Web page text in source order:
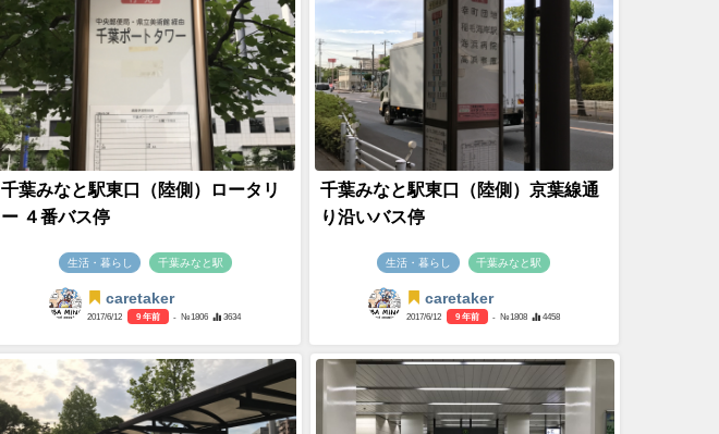
千葉みなと駅東口（陸側）ロータリ
ー ４番バス停
生活・暮らし 千葉みなと駅
caretaker
2017/6/12 9 年前 - №1806 3634
千葉みなと駅東口（陸側）京葉線通
り沿いバス停
生活・暮らし 千葉みなと駅
caretaker
2017/6/12 9 年前 - №1808 4458